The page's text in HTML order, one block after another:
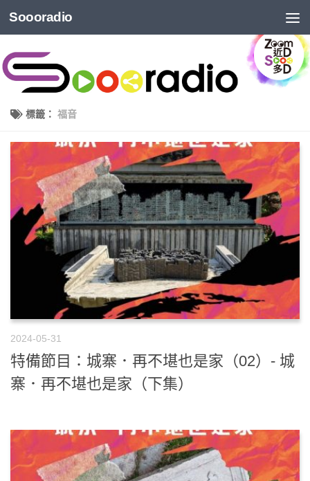
Soooradio
標籤： 福音
2024-05-31
特備節目：城寨．再不堪也是家（02）- 城
寨．再不堪也是家（下集）